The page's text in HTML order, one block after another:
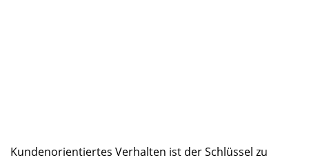
Kun­den­ori­en­tier­tes Ver­hal­ten ist der Schlüs­sel zu